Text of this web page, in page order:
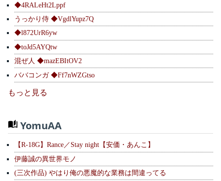
◆4RALeHt2Lppf
うっかり侍 ◆VgdlYupz7Q
◆l872UrR6yw
◆toJd5AYQtw
混ぜ人 ◆mazEBItOV2
ババコンガ ◆Ff7nWZGtso
もっと見る
YomuAA
【R-18G】Rance／Stay night【安価・あんこ】
伊藤誠の異世界モノ
(三次作品) やはり俺の悪魔的な業務は間違ってる